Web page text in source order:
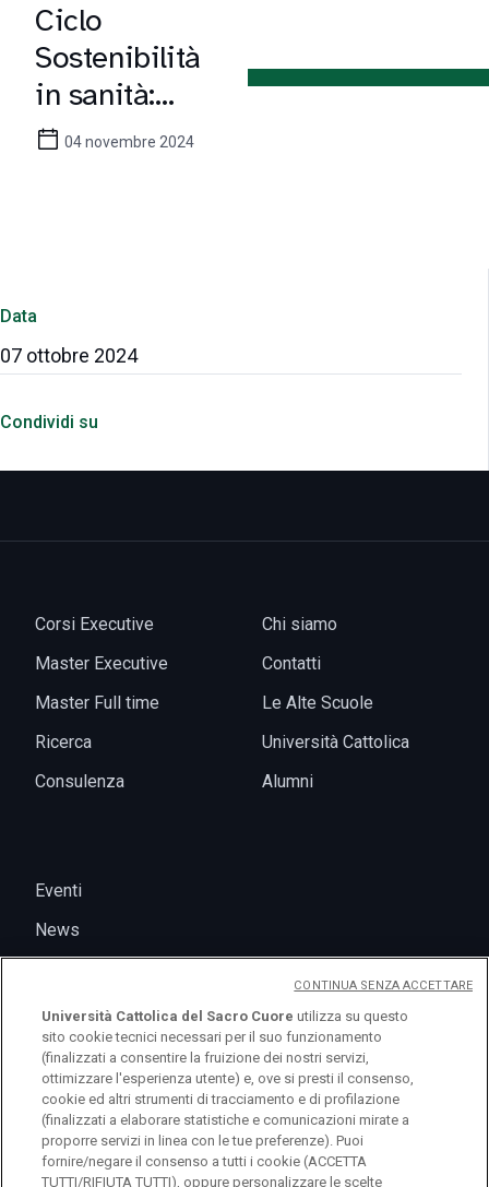
Data
07 ottobre 2024
Condividi su
cambiamento:
strategie di
social impact
Ciclo
Sostenibilità
in sanità:
Economia
04 novembre 2024
Corsi Executive
Master Executive
Master Full time
Ricerca
Consulenza
Chi siamo
Contatti
Le Alte Scuole
Università Cattolica
Alumni
Eventi
News
logo UC
Università Cattolica del Sacro Cuore utilizza su questo
sito cookie tecnici necessari per il suo funzionamento
(finalizzati a consentire la fruizione dei nostri servizi,
ottimizzare l'esperienza utente) e, ove si presti il consenso,
cookie ed altri strumenti di tracciamento e di profilazione
(finalizzati a elaborare statistiche e comunicazioni mirate a
proporre servizi in linea con le tue preferenze). Puoi
fornire/negare il consenso a tutti i cookie (ACCETTA
TUTTI/RIFIUTA TUTTI), oppure personalizzare le scelte
CONTINUA SENZA ACCETTARE